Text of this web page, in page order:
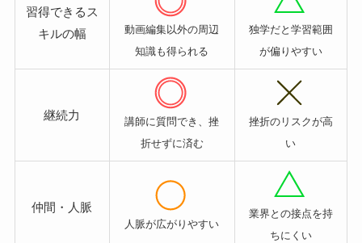
習得できるス
キルの幅
動画編集以外の周辺
知識も得られる
独学だと学習範囲
が偏りやすい
継続力
講師に質問でき、挫
折せずに済む
挫折のリスクが高
い
仲間・人脈
人脈が広がりやすい
業界との接点を持
ちにくい